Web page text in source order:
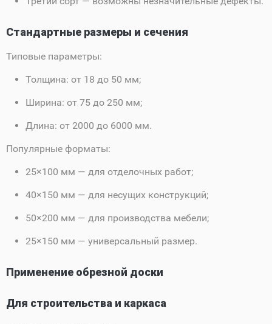
Стандартные размеры и сечения
Типовые параметры:
Толщина: от 18 до 50 мм;
Ширина: от 75 до 250 мм;
Длина: от 2000 до 6000 мм.
Популярные форматы:
25×100 мм — для отделочных работ;
40×150 мм — для несущих конструкций;
50×200 мм — для производства мебели;
25×150 мм — универсальный размер.
Применение обрезной доски
Для строительства и каркаса